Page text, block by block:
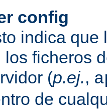
config
indica que
los ficheros
(p.ej.,
de